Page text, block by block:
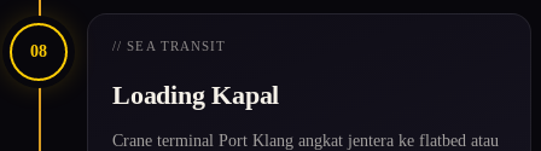
08 // SEA TRANSIT
Loading Kapal
Crane terminal Port Klang angkat jentera ke flatbed atau